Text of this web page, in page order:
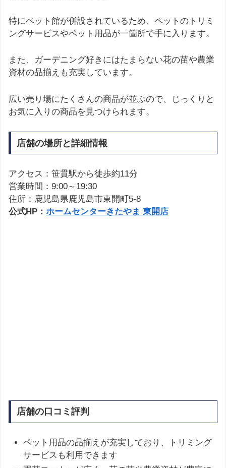
特にペット館が併設されているため、ペットのトリミ
ングサービスやペット用品が一箇所で手に入ります。
また、ガーデニング好きにはたまらない花の苗や農業
資材の品揃えも充実しています。
広い売り場にたくさんの商品が並ぶので、じっくりと
お気に入りの商品を見つけられます。
店舗の場所と詳細情報
アクセス：笹貫駅から徒歩約11分
営業時間：9:00～19:30
住所：鹿児島県鹿児島市東開町5-8
公式HP： ホームセンターきたやま 東開店
店舗の口コミ評判
ペット用品の品揃えが充実しており、トリミング
サービスも利用できます